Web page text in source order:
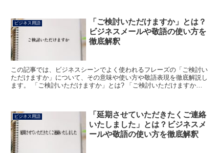
ビジネス用語
「ご検討いただけますか」とは？
ビジネスメールや敬語の使い方を
徹底解釈
この記事では、ビジネスシーンでよく使われるフレーズの「ご検討い
ただけますか」について、その意味や使い方や敬語表現を徹底解説し
ます。 「ご検討いただけますか」とは? 「ご検討いただけますか」
ビジネス用語
「延期させていただきたくご連絡
いたしました」とは？ビジネスメ
ールや敬語の使い方を徹底解釈